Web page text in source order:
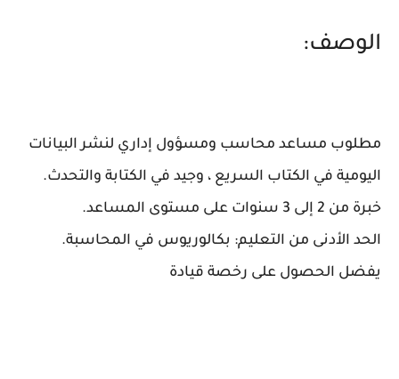
الوصف:
مطلوب مساعد محاسب ومسؤول إداري لنشر البيانات
اليومية في الكتاب السريع ، وجيد في الكتابة والتحدث.
خبرة من 2 إلى 3 سنوات على مستوى المساعد.
الحد الأدنى من التعليم: بكالوريوس في المحاسبة.
يفضل الحصول على رخصة قيادة